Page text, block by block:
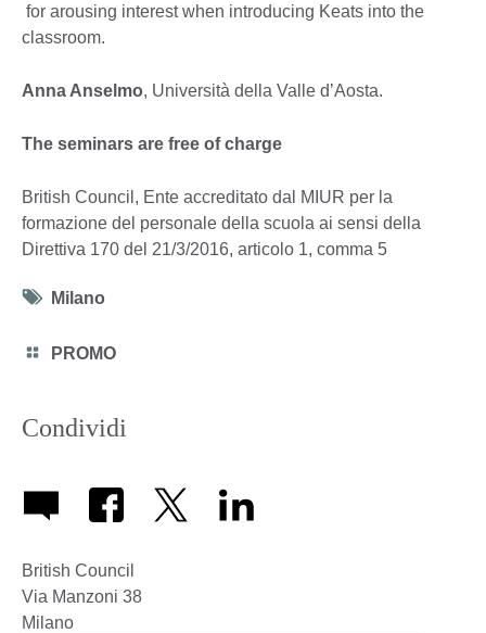
for arousing interest when introducing Keats into the
classroom.
Anna Anselmo, Università della Valle d’Aosta.
The seminars are free of charge
British Council, Ente accreditato dal MIUR per la
formazione del personale della scuola ai sensi della
Direttiva 170 del 21/3/2016, articolo 1, comma 5
Tag
Milano
Category
PROMO
Condividi
British Council
Via Manzoni 38
Milano